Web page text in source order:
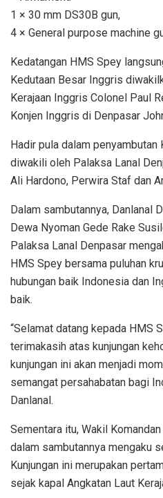
1 × 30 mm DS30B gun,
4 × General purpose machine
Kedatangan HMS Spey
Kedutaan Besar Inggris
Kerajaan Inggris Colonel Paul
Konjen Inggris di Denpasar
Hadir pula dalam penyambutan
diwakili oleh Palaksa Lanal
Ali Hardono, Perwira Staf dan
Dalam sambutannya, Danlanal
Dewa Nyoman Gede Rake
Palaksa Lanal Denpasar
HMS Spey bersama puluhan
hubungan baik Indonesia dan
baik.
“Selamat datang kepada HMS
terimakasih atas kunjungan
kunjungan ini akan menjadi
semangat persahabatan bagi
Danlanal.
Sementara itu, Wakil
dalam sambutannya mengaku
Kunjungan ini merupakan
sejak kapal Angkatan Laut